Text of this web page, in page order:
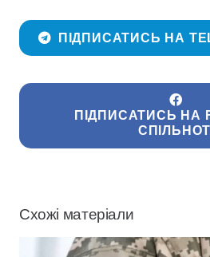
ПІДПИСАТИСЬ НА
ПІДПИСАТИСЬ НА
Схожі матеріали